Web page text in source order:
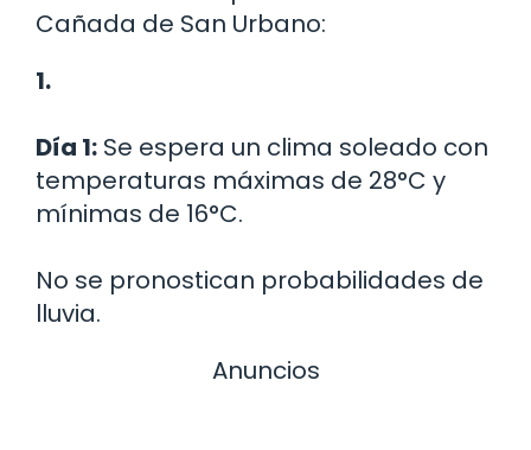
Cañada de San Urbano:
1.
Día 1: Se espera un clima soleado con
temperaturas máximas de 28°C y
mínimas de 16°C.
No se pronostican probabilidades de
lluvia.
Anuncios